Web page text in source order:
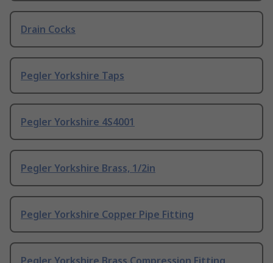
Drain Cocks
Pegler Yorkshire Taps
Pegler Yorkshire 4S4001
Pegler Yorkshire Brass, 1/2in
Pegler Yorkshire Copper Pipe Fitting